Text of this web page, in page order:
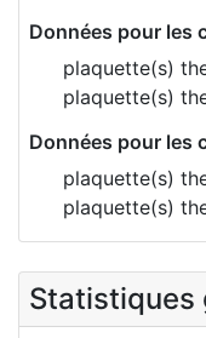
Données pour les
plaquette(s)
plaquette(s)
Données pour les
plaquette(s)
plaquette(s)
Statistiques